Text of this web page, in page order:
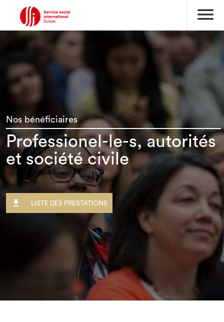
menu
Nos bénéficiaires
Professionel-le-s, autorités
et société civile
 LISTE DES PRESTATIONS